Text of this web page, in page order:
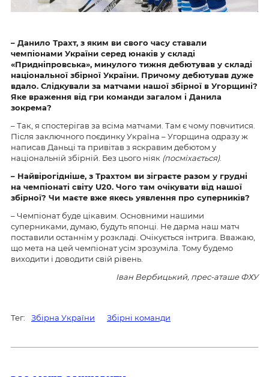
– Данило Трахт, з яким ви свого часу ставали
чемпіонами України серед юнаків у складі
«Придніпровська», минулого тижня дебютував у складі
національної збірної України. Причому дебютував дуже
вдало. Слідкували за матчами нашої збірної в Угорщині?
Яке враження від гри команди загалом і Данила
зокрема?
– Так, я спостерігав за всіма матчами. Там є чому повчитися.
Після заключного поєдинку Україна – Угорщина одразу ж
написав Даньці та привітав з яскравим дебютом у
національній збірній. Без цього ніяк (посміхається).
– Найвірогідніше, з Трахтом ви зіграєте разом у грудні
на чемпіонаті світу U20. Чого там очікувати від нашої
збірної? Чи маєте вже якесь уявлення про суперників?
– Чемпіонат буде цікавим. Основними нашими
суперниками, думаю, будуть японці. Не дарма наш матч
поставили останнім у розкладі. Очікується інтрига. Вважаю,
що мета на цей чемпіонат усім зрозуміла. Тому будемо
виходити і доводити свій рівень.
Іван Вербицький, прес-аташе ФХУ
Тег: Збірна України Збірні команди